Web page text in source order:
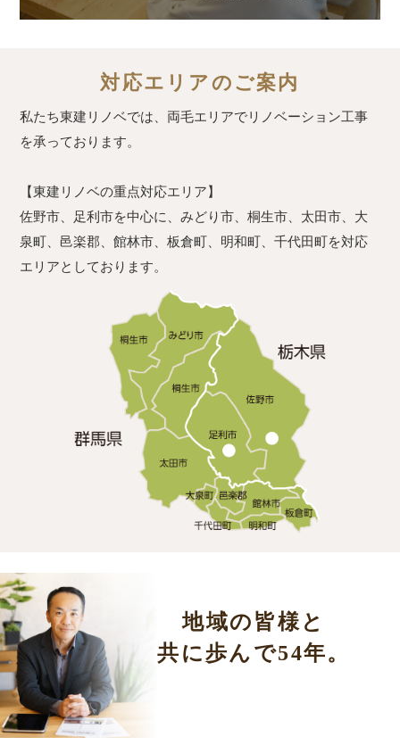
対応エリアのご案内
私たち東建リノベでは、両毛エリアでリノベーション工事
を承っております。
【東建リノベの重点対応エリア】
佐野市、足利市を中心に、みどり市、桐生市、太田市、大
泉町、邑楽郡、館林市、板倉町、明和町、千代田町を対応
エリアとしております。
地域の皆様と
共に歩んで54年。